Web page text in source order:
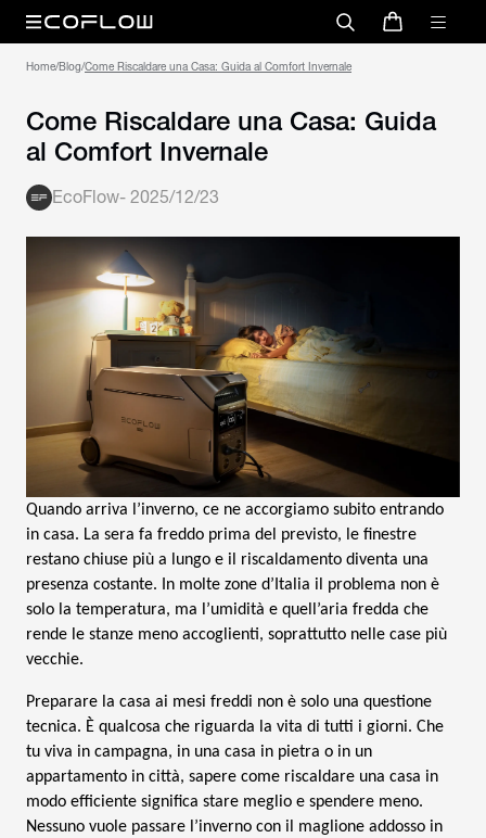
Home/Blog/Come Riscaldare una Casa: Guida al Comfort Invernale
Come Riscaldare una Casa: Guida
al Comfort Invernale
EcoFlow- 2025/12/23
Quando arriva l’inverno, ce ne accorgiamo subito entrando
in casa. La sera fa freddo prima del previsto, le finestre
restano chiuse più a lungo e il riscaldamento diventa una
presenza costante. In molte zone d’Italia il problema non è
solo la temperatura, ma l’umidità e quell’aria fredda che
rende le stanze meno accoglienti, soprattutto nelle case più
vecchie.
Preparare la casa ai mesi freddi non è solo una questione
tecnica. È qualcosa che riguarda la vita di tutti i giorni. Che
tu viva in campagna, in una casa in pietra o in un
appartamento in città, sapere come riscaldare una casa in
modo efficiente significa stare meglio e spendere meno.
Nessuno vuole passare l’inverno con il maglione addosso in